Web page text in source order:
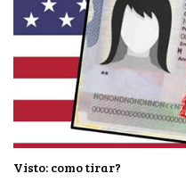
Visto: como tirar?